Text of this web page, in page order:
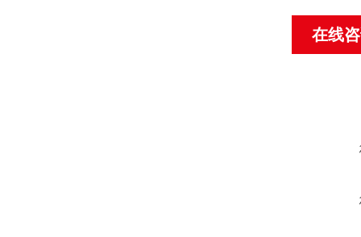
在线